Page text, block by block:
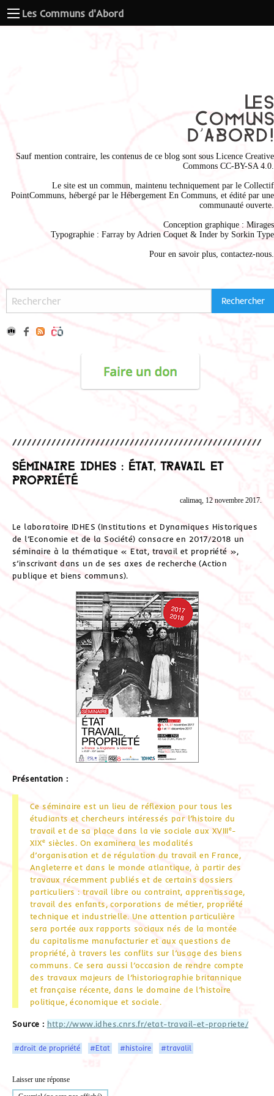
Les Communs d'Abord
Sauf mention contraire, les contenus de ce blog sont sous Licence Creative
Commons CC-BY-SA 4.0
Le site est un commun, maintenu techniquement par le Collectif
PointCommuns , hébergé par le Hébergement En Communs , et édité par une
communauté ouverte.
Conception graphique : Mirages
Typographie : Farray by Adrien Coquet & Inder by Sorkin Type
Pour en savoir plus, contactez-nous
Séminaire IDHES : État, travail et
propriété
calimaq, 12 novembre 2017.
Le laboratoire IDHES (Institutions et Dynamiques Historiques
de l’Economie et de la Société) consacre en 2017/2018 un
séminaire à la thématique « Etat, travail et propriété »,
s’inscrivant dans un de ses axes de recherche (Action
publique et biens communs).
Présentation :
Ce séminaire est un lieu de réflexion pour tous les
étudiants et chercheurs intéressés par l’histoire du
travail et de sa place dans la vie sociale aux XVIIIe-
XIXe siècles. On examinera les modalités
d’organisation et de régulation du travail en France,
Angleterre et dans le monde atlantique, à partir des
travaux récemment publiés et de certains dossiers
particuliers : travail libre ou contraint, apprentissage,
travail des enfants, corporations de métier, propriété
technique et industrielle. Une attention particulière
sera portée aux rapports sociaux nés de la montée
du capitalisme manufacturier et aux questions de
propriété, à travers les conflits sur l’usage des biens
communs. Ce sera aussi l’occasion de rendre compte
des travaux majeurs de l’historiographie britannique
et française récente, dans le domaine de l’histoire
politique, économique et sociale.
Source : http://www.idhes.cnrs.fr/etat-travail-et-propriete/
#droit de propriété #Etat #histoire #travalil
Laisser une réponse